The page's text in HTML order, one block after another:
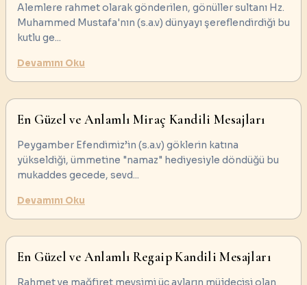
Alemlere rahmet olarak gönderilen, gönüller sultanı Hz.
Muhammed Mustafa'nın (s.a.v) dünyayı şereflendirdiği bu
kutlu ge...
Devamını Oku
En Güzel ve Anlamlı Miraç Kandili Mesajları
Peygamber Efendimiz’in (s.a.v) göklerin katına
yükseldiği, ümmetine "namaz" hediyesiyle döndüğü bu
mukaddes gecede, sevd...
Devamını Oku
En Güzel ve Anlamlı Regaip Kandili Mesajları
Rahmet ve mağfiret mevsimi üç ayların müjdecisi olan